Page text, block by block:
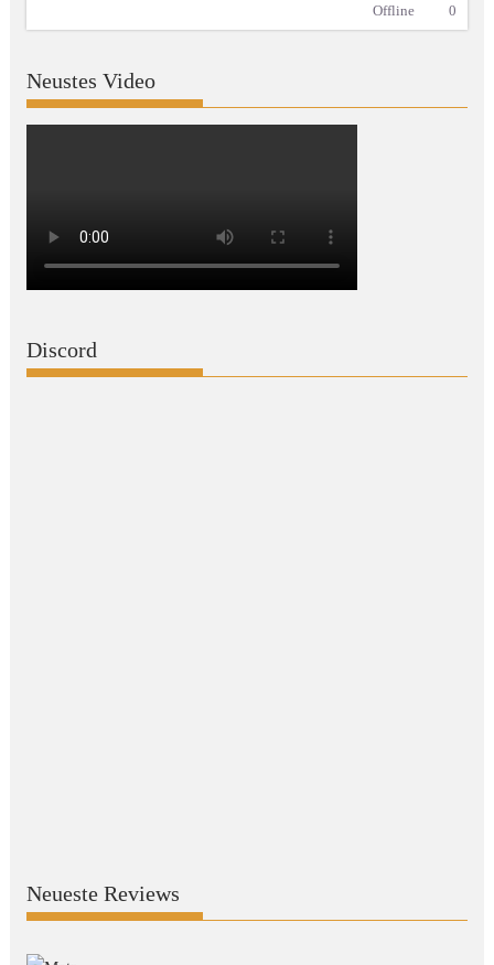
Offline
0
Neustes Video
Discord
Neueste Reviews